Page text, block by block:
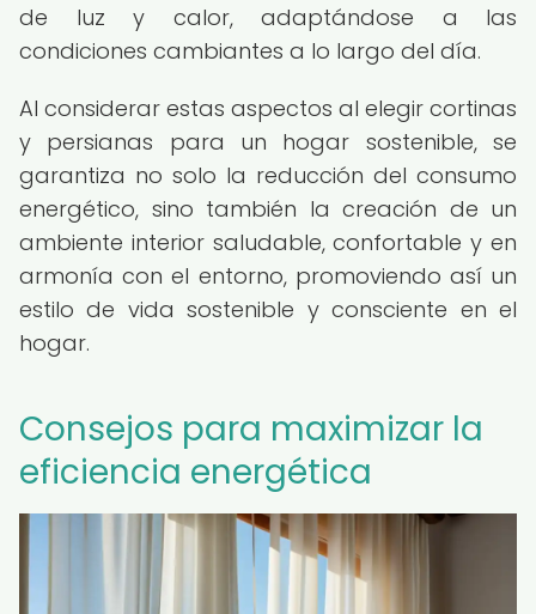
de luz y calor, adaptándose a las
condiciones cambiantes a lo largo del día.
Al considerar estas aspectos al elegir cortinas
y persianas para un hogar sostenible, se
garantiza no solo la reducción del consumo
energético, sino también la creación de un
ambiente interior saludable, confortable y en
armonía con el entorno, promoviendo así un
estilo de vida sostenible y consciente en el
hogar.
Consejos para maximizar la
eficiencia energética